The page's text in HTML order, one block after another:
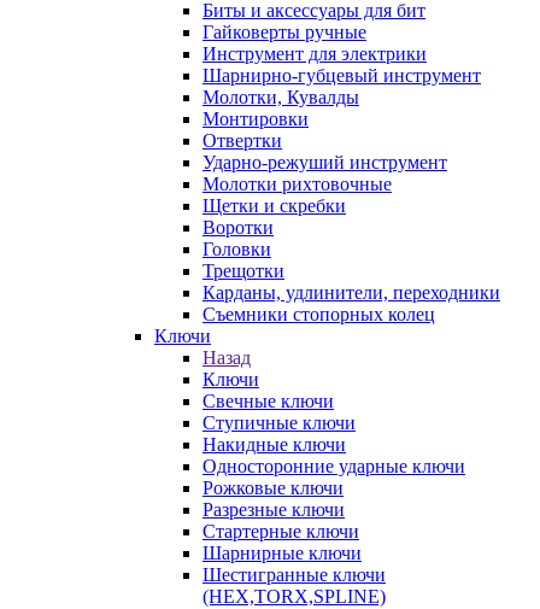
Биты и аксессуары для бит
Гайковерты ручные
Инструмент для электрики
Шарнирно-губцевый инструмент
Молотки, Кувалды
Монтировки
Отвертки
Ударно-режуший инструмент
Молотки рихтовочные
Щетки и скребки
Воротки
Головки
Трещотки
Карданы, удлинители, переходники
Съемники стопорных колец
Ключи
Назад
Ключи
Свечные ключи
Ступичные ключи
Накидные ключи
Односторонние ударные ключи
Рожковые ключи
Разрезные ключи
Стартерные ключи
Шарнирные ключи
Шестигранные ключи
(HEX,TORX,SPLINE)